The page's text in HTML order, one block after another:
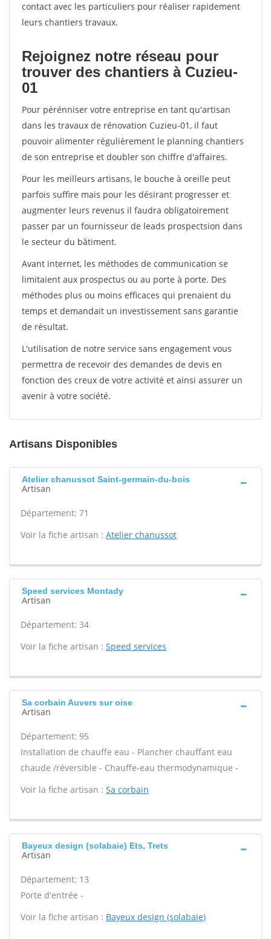
contact avec les particuliers pour réaliser rapidement
leurs chantiers travaux.
Rejoignez notre réseau pour
trouver des chantiers à Cuzieu-
01
Pour pérénniser votre entreprise en tant qu'artisan
dans les travaux de rénovation Cuzieu-01, il faut
pouvoir alimenter régulièrement le planning chantiers
de son entreprise et doubler son chiffre d'affaires.
Pour les meilleurs artisans, le bouche à oreille peut
parfois suffire mais pour les désirant progresser et
augmenter leurs revenus il faudra obligatoirement
passer par un fournisseur de leads prospectsion dans
le secteur du bâtiment.
Avant internet, les méthodes de communication se
limitaient aux prospectus ou au porte à porte. Des
méthodes plus ou moins efficaces qui prenaient du
temps et demandait un investissement sans garantie
de résultat.
L'utilisation de notre service sans engagement vous
permettra de recevoir des demandes de devis en
fonction des creux de votre activité et ainsi assurer un
avenir à votre société.
Artisans Disponibles
Atelier chanussot Saint-germain-du-bois
Artisan
Département: 71
Voir la fiche artisan : Atelier chanussot
Speed services Montady
Artisan
Département: 34
Voir la fiche artisan : Speed services
Sa corbain Auvers sur oise
Artisan
Département: 95
Installation de chauffe eau - Plancher chauffant eau
chaude /réversible - Chauffe-eau thermodynamique -
Voir la fiche artisan : Sa corbain
Bayeux design (solabaie) Ets, Trets
Artisan
Département: 13
Porte d'entrée -
Voir la fiche artisan : Bayeux design (solabaie)